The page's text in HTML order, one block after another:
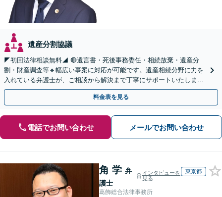
遺産分割協議
◤初回法律相談無料◢ 🔴遺言書・死後事務委任・相続放棄・遺産分
割・財産調査等🔸幅広い事案に対応が可能です。遺産相続分野に力を
入れている弁護士が、ご相談から解決まで丁寧にサポートいたしま
す。まずはじっくりとお話ししてください。
料金表を見る
電話でお問い合わせ メールでお問い合わせ
角 学 弁
護士
インタビューを
見る
東京都
葛飾総合法律事務所